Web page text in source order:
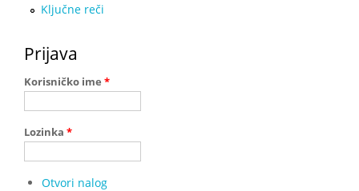
Ključne reči
Prijava
Korisničko ime *
Lozinka *
Otvori nalog